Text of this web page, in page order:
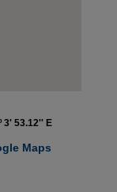
3' 53.12'' E
Maps